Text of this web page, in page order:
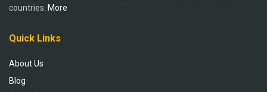
countries. More
Quick Links
About Us
Blog